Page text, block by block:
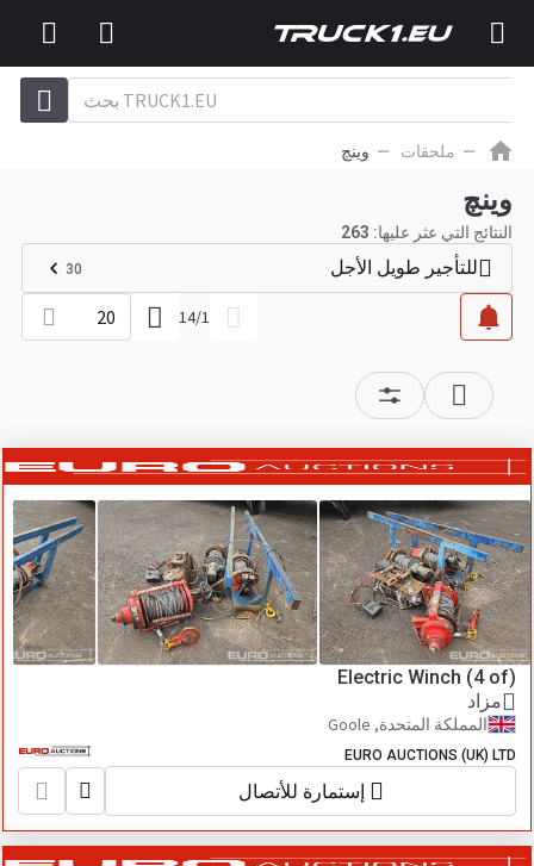
ملحقات وینچ
وینچ
النتائج التي عثر عليها: 263
للتأجير طويل الأجل 30
1
/
14
20
Electric Winch (4 of)
مزاد
المملكة المتحدة, Goole
EURO AUCTIONS (UK) LTD
إستمارة للأتصال